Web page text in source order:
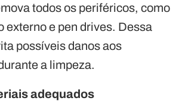
todos os periféricos, como
externo e pen drives. Dessa
possíveis danos aos
a limpeza.
adequados